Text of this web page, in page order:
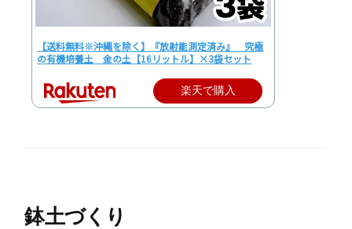
【送料無料※沖縄を除く】『放射能測定済み』 究極
の有機培養土 金の土【16リットル】×3袋セット
楽天で購入
鉢土づくり